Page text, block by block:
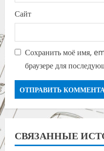
Сайт
Сохранить моё имя,
браузере для
СВЯЗАННЫЕ